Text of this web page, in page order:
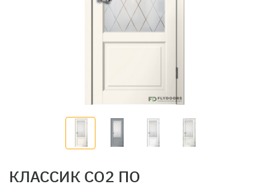
КЛАССИК СО2 ПО